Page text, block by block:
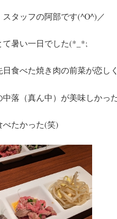
スタッフの阿部です(^O^)／
て暑い一日でした(*_*;
食べた焼き肉の前菜が恋し
中落（真ん中）が美味しかっ
べたかった(笑)